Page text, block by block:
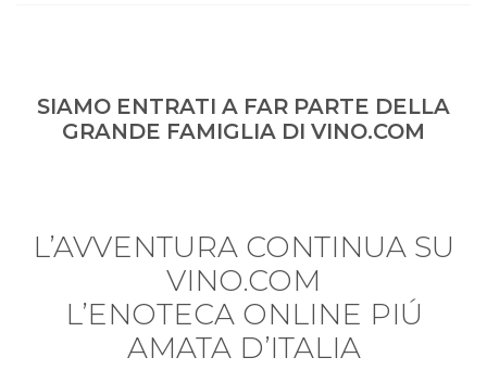
SIAMO ENTRATI A FAR PARTE DELLA
GRANDE FAMIGLIA DI VINO.COM
L’AVVENTURA CONTINUA SU
VINO.COM
L’ENOTECA ONLINE PIÚ
AMATA D’ITALIA